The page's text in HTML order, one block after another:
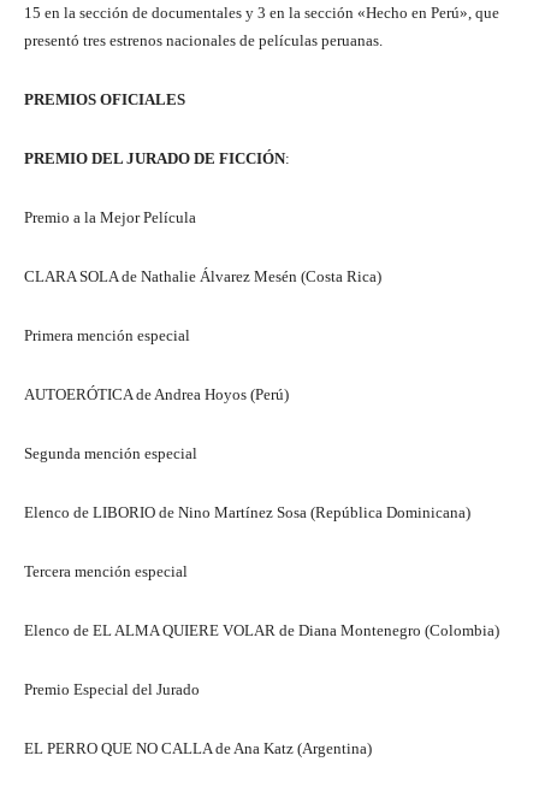
15 en la sección de documentales y 3 en la sección «Hecho en Perú», que
presentó tres estrenos nacionales de películas peruanas.
PREMIOS OFICIALES
PREMIO DEL JURADO DE FICCIÓN:
Premio a la Mejor Película
CLARA SOLA de Nathalie Álvarez Mesén (Costa Rica)
Primera mención especial
AUTOERÓTICA de Andrea Hoyos (Perú)
Segunda mención especial
Elenco de LIBORIO de Nino Martínez Sosa (República Dominicana)
Tercera mención especial
Elenco de EL ALMA QUIERE VOLAR de Diana Montenegro (Colombia)
Premio Especial del Jurado
EL PERRO QUE NO CALLA de Ana Katz (Argentina)